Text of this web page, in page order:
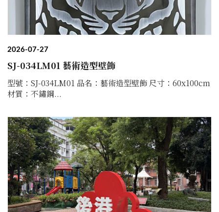
2026-07-27
SJ-034LM01 藝術造型壁飾
型號：SJ-034LM01 品名：藝術造型壁飾 尺寸：60x100cm
材質：不鏽鋼...